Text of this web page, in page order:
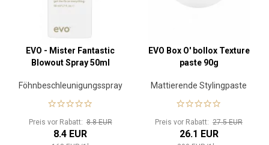
EVO - Mister Fantastic
Blowout Spray 50ml
Föhnbeschleunigungsspray
Preis vor Rabatt:8.8 EUR
8.4 EUR
EVO Box O' bollox Texture
paste 90g
Mattierende Stylingpaste
Preis vor Rabatt: 27.5 EUR
26.1 EUR